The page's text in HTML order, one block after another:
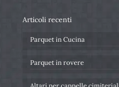
Articoli recenti
Parquet in Cucina
Parquet in rovere